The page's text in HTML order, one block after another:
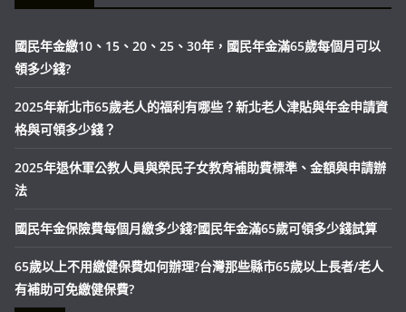
國民年金繳10、15、20、25、30年，國民年金滿65歲每個月可以
領多少錢?
2025年新北市65歲老人的福利有哪些？新北老人津貼與年金申請資
格與可領多少錢？
2025年退休軍公教人員與榮民子女教育補助費標準、金額與申請辦
法
國民年金保險費每個月繳多少錢?國民年金滿65歲可領多少錢試算
65歲以上不用繳健保費如何辦理?台灣那些縣市65歲以上長者/老人
有補助可免繳健保費?